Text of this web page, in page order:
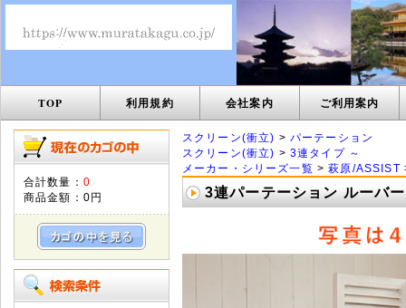
TOP 利用規約 会社案内 ご利用案内
合計数量： 0
商品金額： 0円
スクリーン(衝立) > パーテーション
スクリーン(衝立) > 3連タイプ ～
メーカー・シリーズ一覧 >萩原/ASSIST
3連パーテーション ルーバ